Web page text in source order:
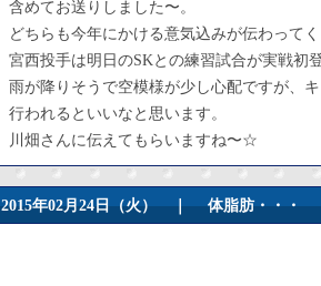
含めてお送りしました〜。
どちらも今年にかける意気込みが伝わって
宮西投手は明日のSKとの練習試合が実戦初
雨が降りそうで空模様が少し心配ですが、
行われるといいなと思います。
川畑さんに伝えてもらいますね〜☆
2015年02月24日（火） ｜体脂肪・・・